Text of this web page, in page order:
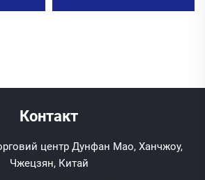
Контакт
центр Дунфан Мао, Ханчжоу,
Чжецзян, Китай